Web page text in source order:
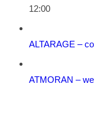
12:00
ALTARAGE –
ATMORAN –